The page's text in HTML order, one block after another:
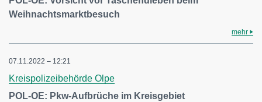
Weihnachtsmarktbesuch
mehr
07.11.2022 – 12:21
Kreispolizeibehörde Olpe
POL-OE: Pkw-Aufbrüche im Kreisgebiet